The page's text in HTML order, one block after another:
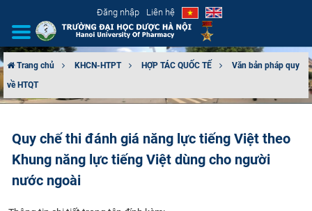
Đăng nhập Liên hệ
GIỚI THIỆU
TUYỂN SINH
Trang chủ KHCN-HTPT HỢP TÁC QUỐC TẾ
Văn bản pháp quy
về HTQT
Quy chế thi đánh giá năng lực tiếng Việt theo
Khung năng lực tiếng Việt dùng cho người
nước ngoài